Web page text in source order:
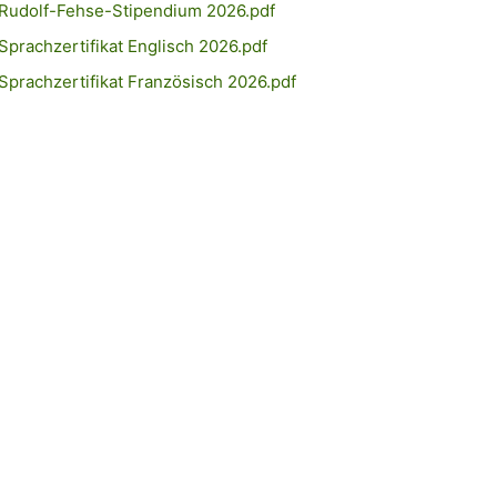
Fehse-Stipendium 2026.pdf
Englisch 2026.pdf
Französisch 2026.pdf